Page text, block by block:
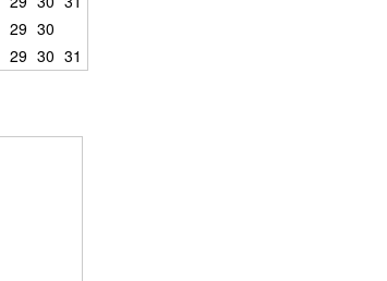
29 30
29 30 31